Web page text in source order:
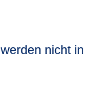
nicht in